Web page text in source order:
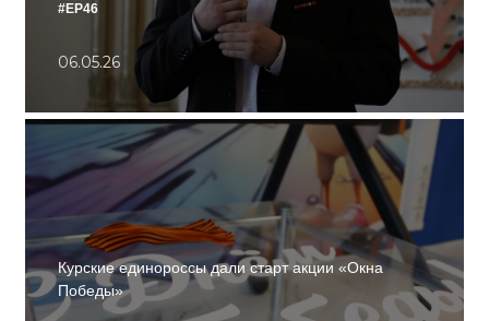
#ЕР46
06.05.26
Курские единороссы дали старт акции «Окна
Победы»